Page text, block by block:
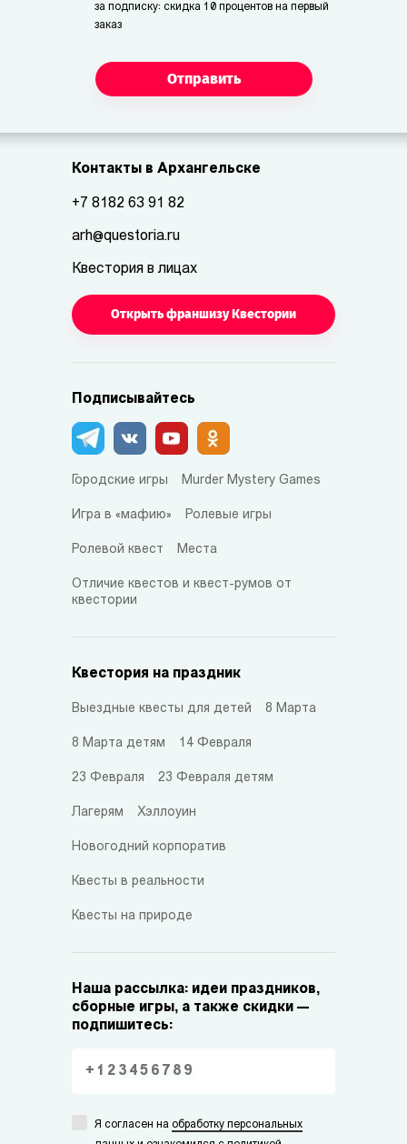
за подписку: скидка 10 процентов на первый
заказ
Отправить
Контакты в Архангельске
+7 8182 63 91 82
arh@questoria.ru
Квестория в лицах
Открыть франшизу Квестории
Подписывайтесь
Городские игры Murder Mystery Games
Игра в «мафию» Ролевые игры
Ролевой квест Места
Отличие квестов и квест-румов от
квестории
Квестория на праздник
Выездные квесты для детей 8 Марта
8 Марта детям 14 Февраля
23 Февраля 23 Февраля детям
Лагерям Хэллоуин
Новогодний корпоратив
Квесты в реальности
Квесты на природе
Наша рассылка: идеи праздников,
сборные игры, а также скидки —
подпишитесь:
Я согласен на обработку персональных